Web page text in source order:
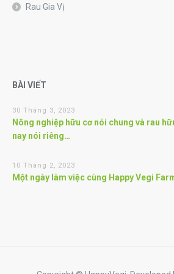
Rau Gia Vị
BÀI VIẾT
30 Tháng 3, 2023
Nông nghiệp hữu cơ nói chung và rau
nay nói riêng…
10 Tháng 2, 2023
Một ngày làm việc cùng Happy Vegi